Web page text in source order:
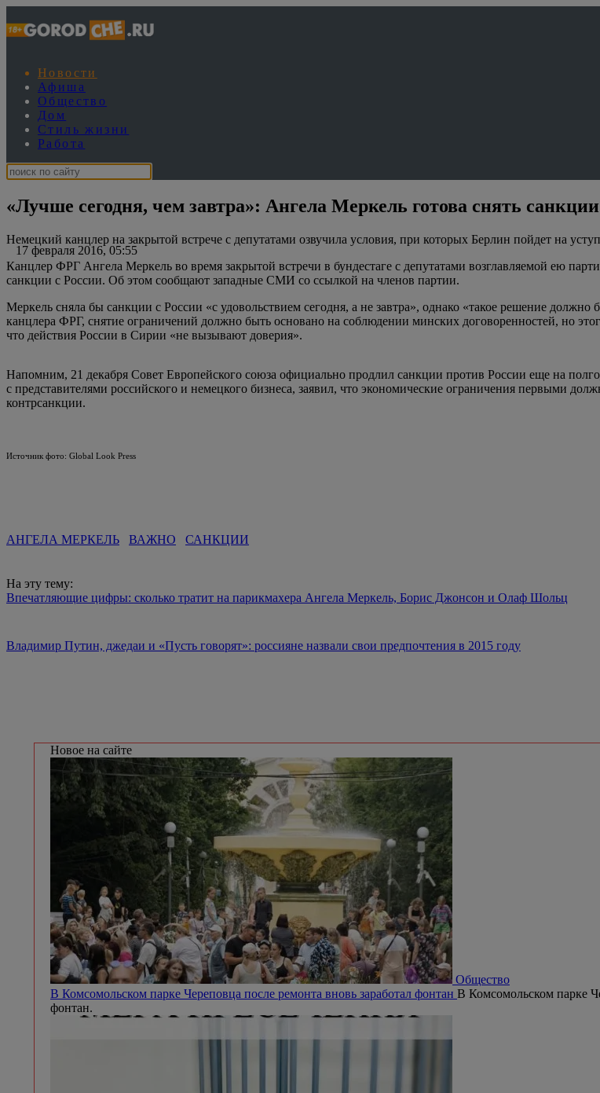
Новости
Афиша
Общество
Дом
Стиль жизни
Работа
«Лучше сегодня, чем завтра»: Ангела Меркель готова снять
17 февраля 2016, 05:55
Немецкий канцлер на закрытой встрече с депутатами озвучила условия, при которых Берлин пойдет на
Канцлер ФРГ Ангела Меркель во время закрытой встречи в бундестаге с депутатами возглавляемой ею
санкции с России. Об этом сообщают западные СМИ со ссылкой на членов партии.
Меркель сняла бы санкции с России «с удовольствием сегодня, а не завтра», однако «такое решение
канцлера ФРГ, снятие ограничений должно быть основано на соблюдении минских договоренностей, но
что действия России в Сирии «не вызывают доверия».
Напомним, 21 декабря Совет Европейского союза официально продлил санкции против России еще на
с представителями российского и немецкого бизнеса, заявил, что экономические ограничения первыми
контрсанкции.
Источник фото: Global Look Press
АНГЕЛА МЕРКЕЛЬ ВАЖНО САНКЦИИ
На эту тему:
Впечатляющие цифры: сколько тратит на парикмахера Ангела Меркель, Борис Джонсон и Олаф Шольц
Владимир Путин, джедаи и «Пусть говорят»: россияне назвали свои предпочтения в 2015 году
Новое на сайте
Общество
В Комсомольском парке Череповца после ремонта вновь заработал фонтан В Комсомольском парке
фонтан.